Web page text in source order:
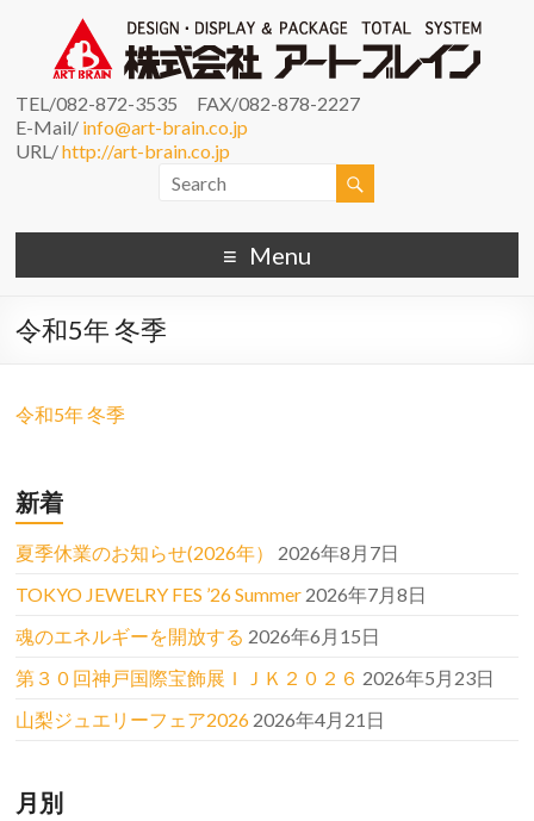
TEL/082-872-3535 FAX/082-878-2227
E-Mail/ info@art-brain.co.jp
URL/http://art-brain.co.jp
Menu
令和5年 冬季
令和5年 冬季
新着
夏季休業のお知らせ(2026年）
2026年8月7日
TOKYO JEWELRY FES ’26 Summer 2026年7月8日
魂のエネルギーを開放する 2026年6月15日
第３０回神戸国際宝飾展ＩＪＫ２０２６ 2026年5月23日
山梨ジュエリーフェア2026 2026年4月21日
月別